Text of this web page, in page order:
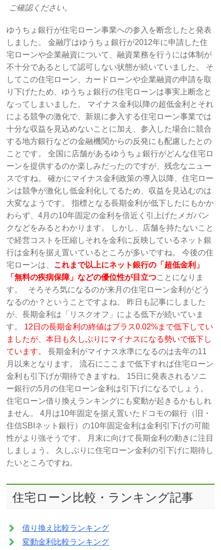
ご確認ください。
ゆうちょ銀行が住宅ローン事業への参入を断念したと発表
しました。 金融庁はゆうちょ銀行が2012年に申請した住
宅ローンや企業融資について、融資業務を行うには体制が
不十分であるとして認可しない状態が続いていました。 そ
してこの住宅ローン、カードローンや企業融資の申請を取
り下げたため、ゆうちょ銀行の住宅ローンは事実上断念と
なってしまいました。 マイナス金利以降の超低金利とそれ
による競争の激化で、新規に参入する住宅ローン事業では
十分な収益を見込めないことに加え、参入した場合に競合
する地方銀行などの金融機関からの反発にも配慮したとの
ことです。 全国に店舗があるゆうちょ銀行がどんな住宅ロ
ーンを提供するのか楽しみだったのですが、残念なニュー
スですね。 確かにマイナス金利政策の導入以降、住宅ロー
ンは競争が激化し低金利化してるため、収益を見込むのは
大変なようです。 指標となる長期金利が低下したにもかか
わらず、4月の10年固定の金利を倍近く引上げたメガバン
クなどをみるとわかります。 しかし、店舗を持たないこと
で経営コストを圧縮しそれを金利に反映しているネット銀
行は金利を据え置いているところが多いですね。 今後の住
宅ローンは、 これまで以上にネット銀行の「超低金利」
「無料の疾病保障」などの優位性が目立つことになりま
す。 そろそろ気になるのが来月の住宅ローン金利がどう
なるのか？ということですよね。 昨日も記事にしました
が、長期金利は「リスクオフ」による低下が続いていま
す。 12日の長期金利の終値はプラス0.02%まで低下してい
ましたが、本日も久しぶりにマイナスになる勢いで低下し
ています。
長期金利がマイナス水準になるのは去年の11
月以来となります。 流石にここまで低下すれば住宅ローン
金利も引下げが期待できますね。 15日に発表されるソニ
ー銀行の5月の住宅ローン金利は引下げになるでしょう。
住宅ローン借り換えランキングにも変動が起きるかもしれ
ません。 4月は10年固定を据え置いたドコモの銀行（旧・
住信SBIネット銀行）の10年固定金利は金利引下げの可能
性がより強そうです。 月末に向けて長期金利の動きに注目
しましょう。 久しぶりに住宅ローン金利の引下げに期待し
たいところですね。
住宅ローン比較・ランキング記事
借り換え比較ランキング
変動金利比較ランキング